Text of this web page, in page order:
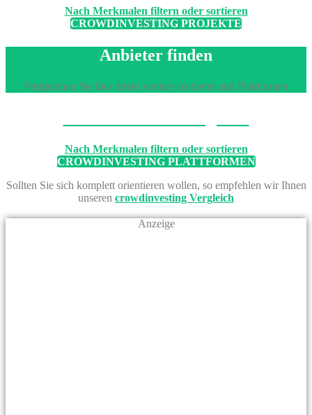
Nach Merkmalen filtern oder sortieren
CROWDINVESTING PROJEKTE
Anbieter finden
Vergleichen Sie hier direkt weitere Anbieter und Plattformen
Nach Merkmalen filtern oder sortieren
CROWDINVESTING PLATTFORMEN
Sollten Sie sich komplett orientieren wollen, so empfehlen wir Ihnen
unseren crowdinvesting Vergleich
Anzeige